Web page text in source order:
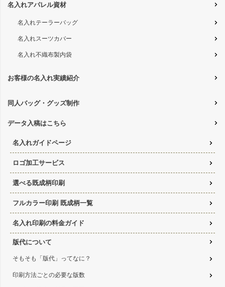
名入れアパレル資材
名入れテーラーバッグ
名入れスーツカバー
名入れ不織布製内袋
お客様の名入れ実績紹介
同人バッグ・グッズ制作
データ入稿はこちら
名入れガイドページ
ロゴ加工サービス
選べる既成柄印刷
フルカラー印刷 既成柄一覧
名入れ印刷の料金ガイド
版代について
そもそも「版代」ってなに？
印刷方法ごとの必要な版数